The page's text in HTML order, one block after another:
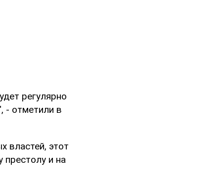
регулярно
- отметили в
властей, этот
престолу и на